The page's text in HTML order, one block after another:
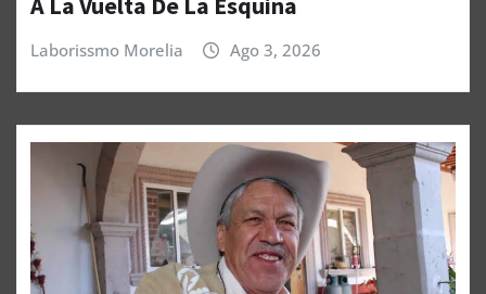
Laborissmo Morelia Ago 3, 2026